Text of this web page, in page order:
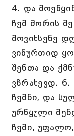
4. და
ჩემ შორის
მოვიხსენე
ვიწურთიდ
შენთა და
ვზრახევდ. 6.
ჩემნი, და
ურწყული
ჩემი,